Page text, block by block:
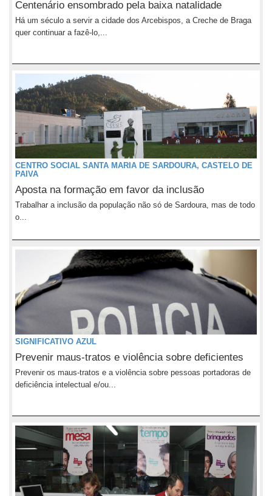
Centenário ensombrado pela baixa natalidade
Há um século a servir a cidade dos Arcebispos, a Creche de Braga
quer continuar a fazê-lo,...
CENTRO SOCIAL SANTA MARIA DE SARDOURA, CASTELO DE
PAIVA
Aposta na formação em favor da inclusão
Trabalhar a inclusão da população não só de Sardoura, mas de todo
o...
SIGNIFICATIVO AZUL
Prevenir maus-tratos e violência sobre deficientes
Prevenir os maus-tratos e a violência sobre pessoas portadoras de
deficiência intelectual e/ou...